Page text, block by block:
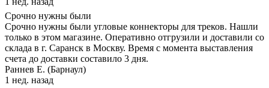
Срочно нужны были
Срочно нужны были угловые коннекторы для треков. Нашли
только в этом магазине. Оперативно отгрузили и доставили со
склада в г. Саранск в Москву. Время с момента выставления
счета до доставки составило 3 дня.
Раннев Е. (Барнаул)
1 нед. назад